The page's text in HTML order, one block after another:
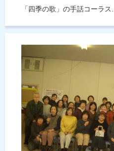
「四季の歌」の手話コーラス...